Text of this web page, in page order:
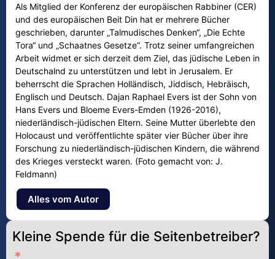
Als Mitglied der Konferenz der europäischen Rabbiner (CER)
und des europäischen Beit Din hat er mehrere Bücher
geschrieben, darunter „Talmudisches Denken“, „Die Echte
Tora“ und „Schaatnes Gesetze“. Trotz seiner umfangreichen
Arbeit widmet er sich derzeit dem Ziel, das jüdische Leben in
Deutschalnd zu unterstützen und lebt in Jerusalem. Er
beherrscht die Sprachen Holländisch, Jiddisch, Hebräisch,
Englisch und Deutsch. Dajan Raphael Evers ist der Sohn von
Hans Evers und Bloeme Evers-Emden (1926-2016),
niederländisch-jüdischen Eltern. Seine Mutter überlebte den
Holocaust und veröffentlichte später vier Bücher über ihre
Forschung zu niederländisch-jüdischen Kindern, die während
des Krieges versteckt waren. (Foto gemacht von: J.
Feldmann)
Alles vom Autor
Kleine Spende für die Seitenbetreiber?